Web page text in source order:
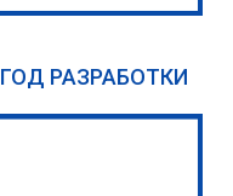
ГОД РАЗРАБОТКИ